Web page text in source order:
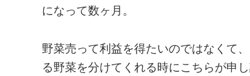
になって数ヶ月。
野菜売って利益を得たいのではなくて
る野菜を分けてくれる時にこちらが申